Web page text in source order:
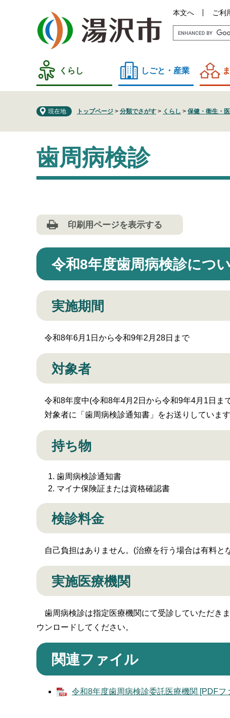
す
し
本文へ ご利
くらし しごと・産業
現在地 トップページ > 分類でさがす > くらし > 保健・衛生・
文
歯周病検診
印刷用ページを表示する
令和8年度歯周病検診につ
実施期間
令和8年6月1日から令和9年2月28日まで
対象者
令和8年度中(令和8年4月2日から令和9年4月1日ま
​ 対象者に「歯周病検診通知書」をお送りしています
持ち物
歯周病検診通知書
マイナ保険証または資格確認書
検診料金
自己負担はありません。(治療を行う場合は有料と
実施医療機関
歯周病検診は指定医療機関にて受診していただき
ウンロードしてください。
関連ファイル
令和8年度歯周病検診委託医療機関 [PDFフ